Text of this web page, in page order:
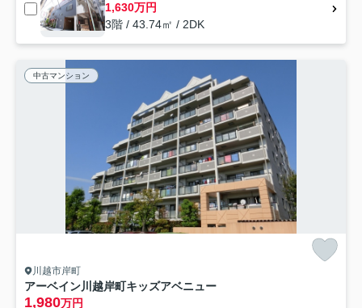
1,630万円
3階 / 43.74㎡ / 2DK
中古マンション
川越市岸町
アーベイン川越岸町キッズアベニュー
1,980万円